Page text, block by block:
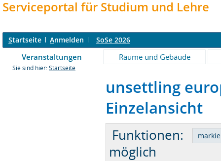
Serviceportal für Studium und Lehre
Startseite Anmelden SoSe 2026
Veranstaltungen Räume und Gebäude
Sie sind hier: Startseite
unsettling
Einzelansicht
Funktionen:
möglich